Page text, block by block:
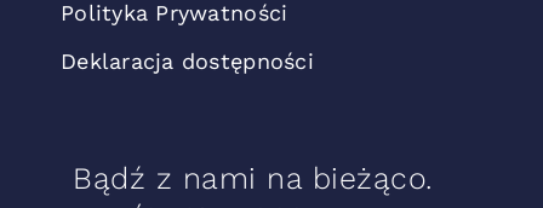
Polityka Prywatności
Deklaracja dostępności
Bądź z nami na bieżąco.